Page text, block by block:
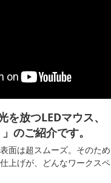
を放つLEDマウス
のご紹介です。
面は超スムーズ。そのた
上げが、どんなワークス